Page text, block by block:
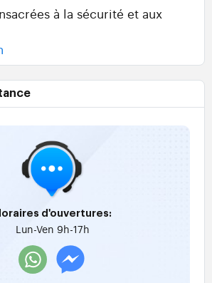
à la sécurité et aux
d'ouvertures:
Lun-Ven 9h-17h